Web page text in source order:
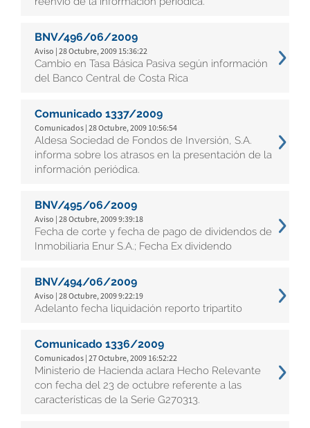
BNV/496/06/2009
Aviso | 28 Octubre, 2009 15:36:22
Cambio en Tasa Básica Pasiva según información
del Banco Central de Costa Rica
Comunicado 1337/2009
Comunicados | 28 Octubre, 2009 10:56:54
Aldesa Sociedad de Fondos de Inversión, S.A.
informa sobre los atrasos en la presentación de la
información periódica.
BNV/495/06/2009
Aviso | 28 Octubre, 2009 9:39:18
Fecha de corte y fecha de pago de dividendos de
Inmobiliaria Enur S.A.; Fecha Ex dividendo
BNV/494/06/2009
Aviso | 28 Octubre, 2009 9:22:19
Adelanto fecha liquidación reporto tripartito
Comunicado 1336/2009
Comunicados | 27 Octubre, 2009 16:52:22
Ministerio de Hacienda aclara Hecho Relevante
con fecha del 23 de octubre referente a las
características de la Serie G270313.